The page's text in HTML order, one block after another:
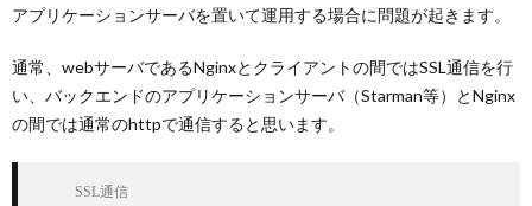
アプリケーションサーバを置いて運用する場合に問題が起きます。
通常、webサーバであるNginxとクライアントの間ではSSL通信を行
い、バックエンドのアプリケーションサーバ（Starman等）とNginx
の間では通常のhttpで通信すると思います。
           SSL通信